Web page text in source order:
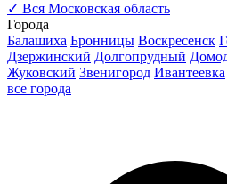
✓ Вся Московская область
Города
Балашиха Бронницы Воскресенск
Дзержинский Долгопрудный
Жуковский Звенигород Ивантеевка
все города